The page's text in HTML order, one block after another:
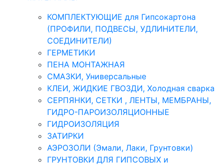
КОМПЛЕКТУЮЩИЕ для Гипсокартона
(ПРОФИЛИ, ПОДВЕСЫ, УДЛИНИТЕЛИ,
СОЕДИНИТЕЛИ)
ГЕРМЕТИКИ
ПЕНА МОНТАЖНАЯ
СМАЗКИ, Универсальные
КЛЕИ, ЖИДКИЕ ГВОЗДИ, Холодная сварка
СЕРПЯНКИ, СЕТКИ , ЛЕНТЫ, МЕМБРАНЫ,
ГИДРО-ПАРОИЗОЛЯЦИОННЫЕ
ГИДРОИЗОЛЯЦИЯ
ЗАТИРКИ
АЭРОЗОЛИ (Эмали, Лаки, Грунтовки)
ГРУНТОВКИ ДЛЯ ГИПСОВЫХ и